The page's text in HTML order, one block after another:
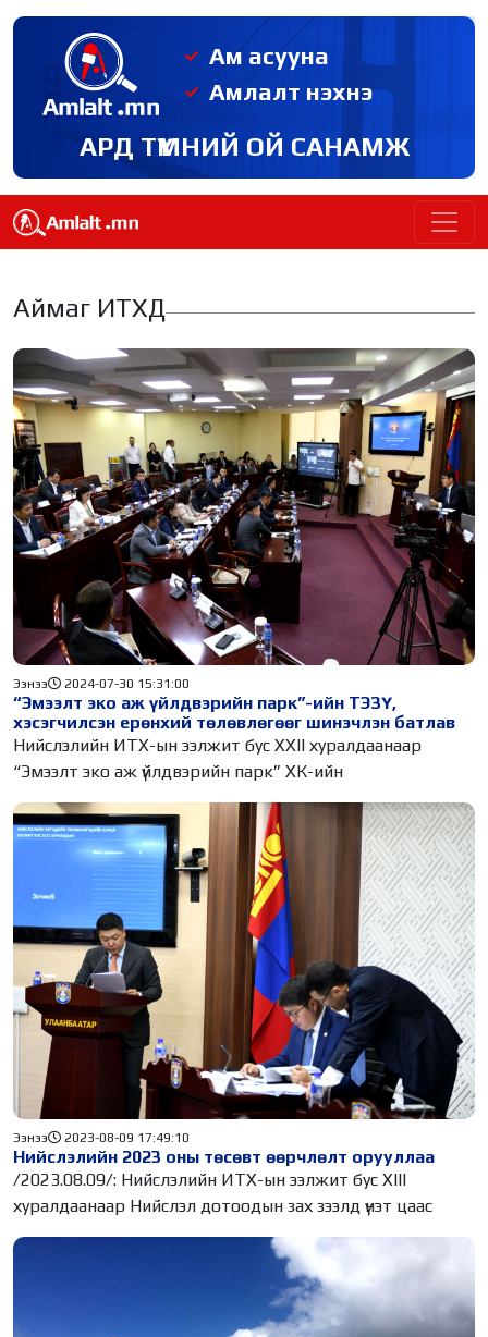
Ам асууна
Амлалт нэхнэ
АРД ТҮМНИЙ ОЙ САНАМЖ
Аймаг ИТХД
“Эмээлт эко аж үйлдвэрийн парк”-ийн ТЭЗҮ,
хэсэгчилсэн ерөнхий төлөвлөгөөг шинэчлэн батлав
Ээнээ 2024-07-30 15:31:00
Нийслэлийн ИТХ-ын ээлжит бус XXII хуралдаанаар
“Эмээлт эко аж үйлдвэрийн парк” ХК-ийн
Нийслэлийн 2023 оны төсөвт өөрчлөлт орууллаа
Ээнээ 2023-08-09 17:49:10
/2023.08.09/: Нийслэлийн ИТХ-ын ээлжит бус XIII
хуралдаанаар Нийслэл дотоодын зах зээлд үнэт цаас